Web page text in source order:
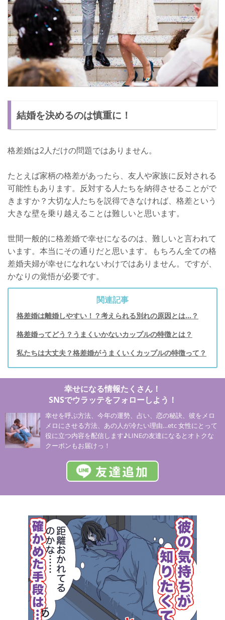
結婚を決めるのは慎重に！
格差婚は2人だけの問題ではありません。
たとえば家柄の格差があったら、友人や家族に反対される
可能性もあります。反対する人たちを納得させることがで
きますか？大切な人たちを説得できなければ、格差という
大きな壁を乗り越えることは難しいと思います。
世間一般的に格差婚で幸せになるのは、難しいと言われて
います。本当にその通りだと思います。もちろん全ての格
差婚夫婦が幸せになれないわけではありません。ですが、
かなりの覚悟が必要です。
関連記事
格差婚は離婚しやすい！？考えられる別れの原因とは…？
格差婚ってどう？うまくいかないカップルの特徴とは？
私たちは大丈夫？格差婚がうまくいくカップルの特徴って？
幸せになる情報たくさん！
SNSでウラッテをフォローしよう！
幸せを呼ぶ方法、今年の運勢、占い、恋の秘訣、彼をメロ
メロにさせる方法、あの人が冷たい理由…etc 女性にとって
役に立つ内容を配信します♪LINEの友達になるとオトクな
クーポンもお届けっ！